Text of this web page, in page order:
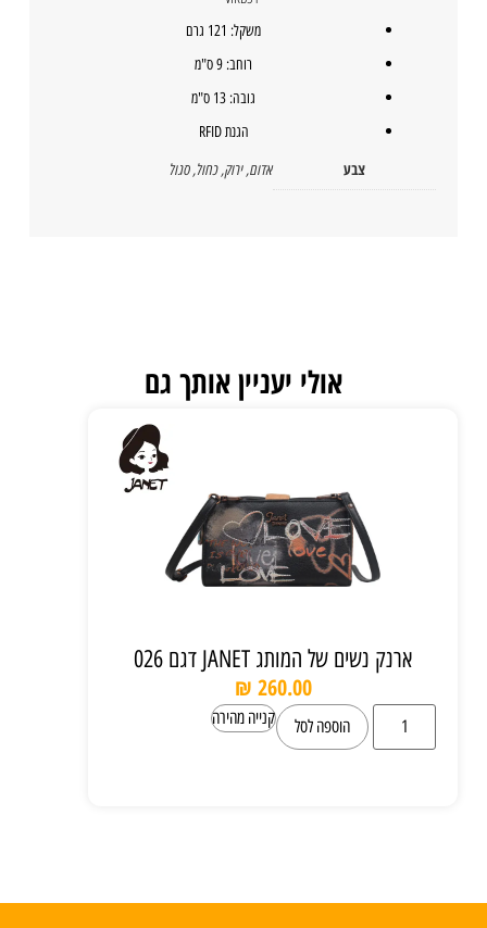
משקל: 121 גרם
רוחב: 9 ס"מ
גובה: 13 ס"מ
הגנת RFID
צבע אדום,ירוק,כחול,סגול
אולי יעניין אותך גם
ארנק נשים של המותג JANET דגם 026
₪ 260.00
הוספה לסל קנייה מהירה